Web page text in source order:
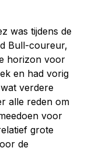
was tijdens de
Bull-coureur,
horizon voor
en had vorig
verdere
alle reden om
voor
grote
de